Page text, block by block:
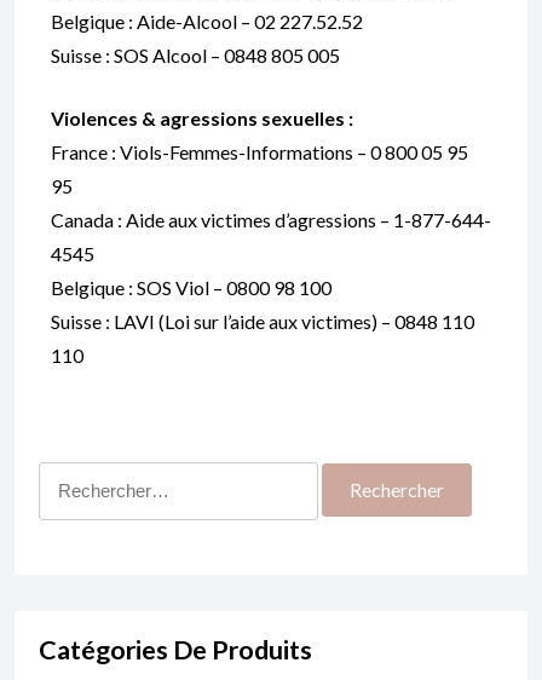
Belgique : Aide-Alcool – 02 227.52.52
Suisse : SOS Alcool – 0848 805 005
Violences & agressions sexuelles :
France : Viols-Femmes-Informations – 0 800 05 95
95
Canada : Aide aux victimes d’agressions – 1-877-644-
4545
Belgique : SOS Viol – 0800 98 100
Suisse : LAVI (Loi sur l’aide aux victimes) – 0848 110
110
Catégories De Produits